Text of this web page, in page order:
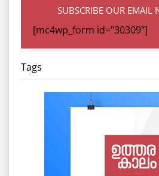
SUBSCRIBE OUR EMAIL
[mc4wp_form id="30309"]
Tags